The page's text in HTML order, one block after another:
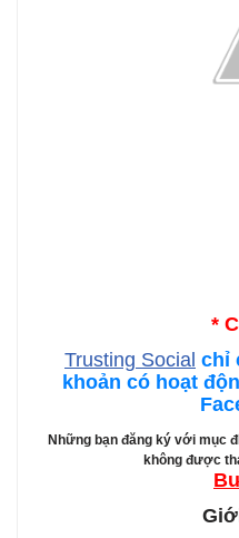
*
Trusting Social chỉ
khoản có hoạt
Những bạn đăng ký với mục
không được